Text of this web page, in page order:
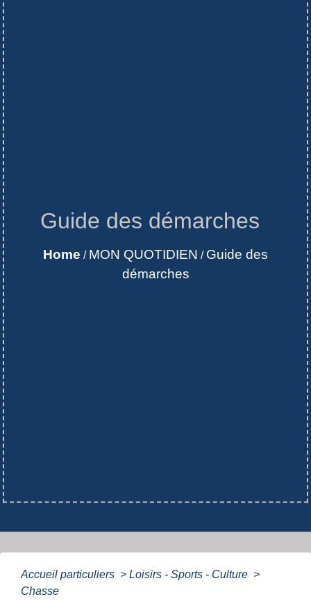
Guide des démarches
Home / MON QUOTIDIEN / Guide des
démarches
Accueil particuliers > Loisirs - Sports - Culture >
Chasse